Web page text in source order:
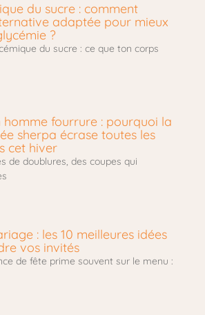
du sucre : comment
adaptée pour mieux
?
du sucre : ce que ton corps
homme fourrure : pourquoi la
sherpa écrase toutes les
cet hiver
de doublures, des coupes qui
: les 10 meilleures idées
vos invités
de fête prime souvent sur le menu :